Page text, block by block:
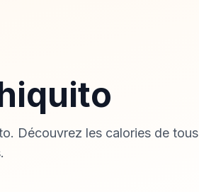
Découvrez les calories de tous